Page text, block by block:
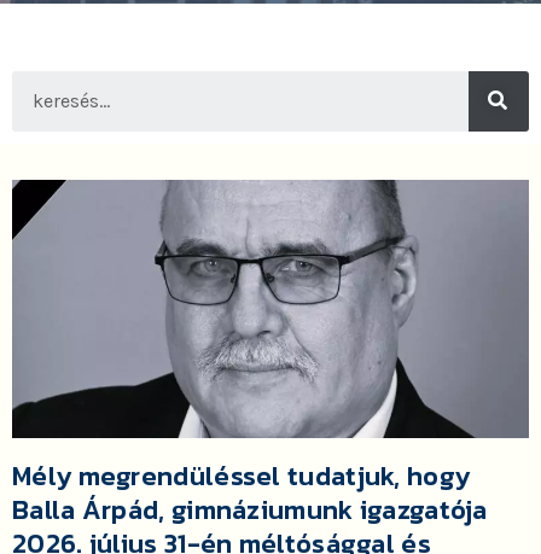
Mély megrendüléssel tudatjuk, hogy
Balla Árpád, gimnáziumunk igazgatója
2026. július 31-én méltósággal és